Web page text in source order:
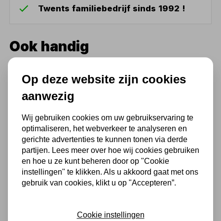
Twents familiebedrijf sinds 1992 !
Ook handig
ontvetterbakken
10,00 excl. BTW
Eurol Koudontvetter HF Plus
20 Liter
111,93
Op deze website zijn cookies
aanwezig
Wij gebruiken cookies om uw gebruikservaring te
optimaliseren, het webverkeer te analyseren en
gerichte advertenties te kunnen tonen via derde
partijen. Lees meer over hoe wij cookies gebruiken
en hoe u ze kunt beheren door op "Cookie
instellingen" te klikken. Als u akkoord gaat met ons
gebruik van cookies, klikt u op "Accepteren”.
Cookie instellingen